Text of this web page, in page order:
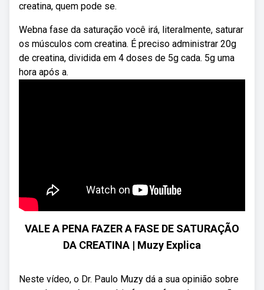
creatina, quem pode se.
Webna fase da saturação você irá, literalmente, saturar
os músculos com creatina. É preciso administrar 20g
de creatina, dividida em 4 doses de 5g cada. 5g uma
hora após a.
VALE A PENA FAZER A FASE DE SATURAÇÃO
DA CREATINA | Muzy Explica
Neste vídeo, o Dr. Paulo Muzy dá a sua opinião sobre